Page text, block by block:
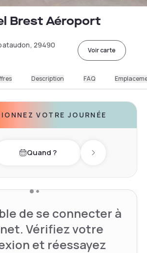
Brest Aéroport
29490
Voir carte
Description FAQ
VOTRE JOURNÉE
dayQuand ? Next day
de se connecter à
Vérifiez votre
et réessayez